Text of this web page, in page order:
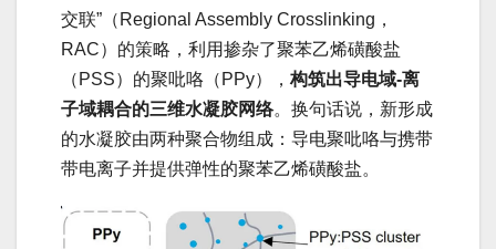
交联”（Regional Assembly Crosslinking，
RAC）的策略，利用掺杂了聚苯乙烯磺酸盐
（PSS）的聚吡咯（PPy）， 构筑出导电域-离
子域耦合的三维水凝胶网络。换句话说，新形成
的水凝胶由两种聚合物组成：导电聚吡咯与携带
带电离子并提供弹性的聚苯乙烯磺酸盐。